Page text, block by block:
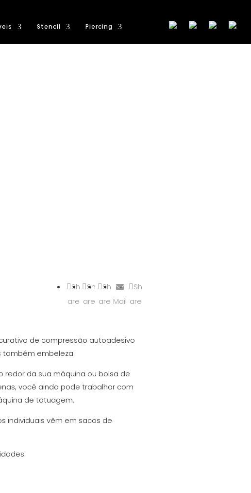
Stencil Piercing
Sh
are
Sh
are
Sh
are Mail
Sh
are
de compressão autoadesivo
também embeleza.
redor da sua máquina ou bolsa de
você ainda pode trabalhar com
de tatuagem.
individuais vêm em sacos de